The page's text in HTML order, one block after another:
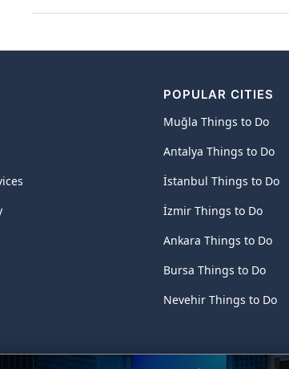
POPULAR CITIES
Muğla Things to Do
Antalya Things to Do
İstanbul Things to Do
İzmir Things to Do
Ankara Things to Do
Bursa Things to Do
Nevehir Things to Do